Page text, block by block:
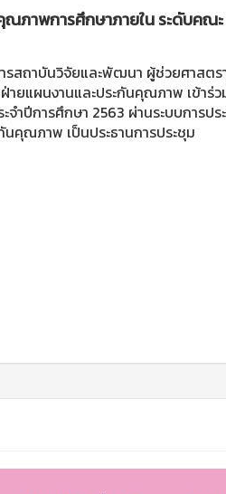
ภาพการศึกษาภายใน ระดับคณะ
รสถาบันวิจัยและพัฒนา ผู้ช่วยศาสตร
ยแผนงานและประกันคุณภาพ เข้าร่ว
ำปีการศึกษา 2563 ผ่านระบบการป
นคุณภาพ เป็นประธานการประชุม